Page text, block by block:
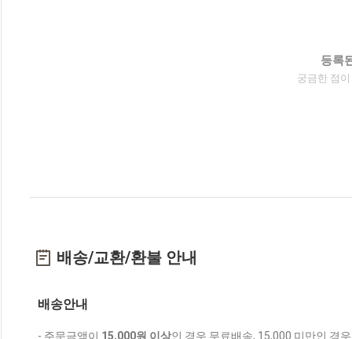
등록
궁금한 점
배송/교환/환불 안내
배송안내
- 주문금액이 15,000원 이상인 경우 무료배송, 15,000 미만인 경